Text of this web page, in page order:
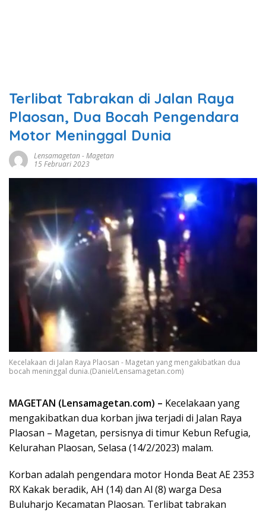
Terlibat Tabrakan di Jalan Raya
Plaosan, Dua Bocah Pengendara
Motor Meninggal Dunia
Lensamagetan-Magetan
15 Februari 2023
Kecelakaan di Jalan Raya Plaosan - Magetan yang mengakibatkan dua
bocah meninggal dunia.(Daniel/Lensamagetan.com)
MAGETAN (Lensamagetan.com) – Kecelakaan yang
mengakibatkan dua korban jiwa terjadi di Jalan Raya
Plaosan – Magetan, persisnya di timur Kebun Refugia,
Kelurahan Plaosan, Selasa (14/2/2023) malam.
Korban adalah pengendara motor Honda Beat AE 2353
RX Kakak beradik, AH (14) dan Al (8) warga Desa
Buluharjo Kecamatan Plaosan. Terlibat tabrakan